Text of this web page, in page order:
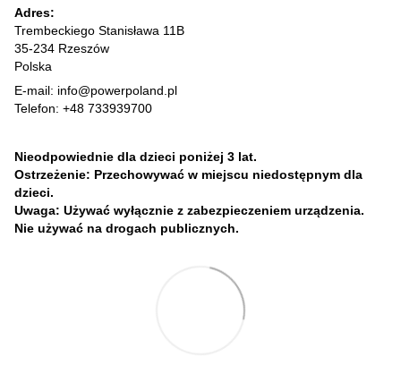
Adres:
Trembeckiego Stanisława 11B
35-234 Rzeszów
Polska
E-mail: info@powerpoland.pl
Telefon: +48 733939700
Nieodpowiednie dla dzieci poniżej 3 lat.
Ostrzeżenie: Przechowywać w miejscu niedostępnym dla
dzieci.
Uwaga: Używać wyłącznie z zabezpieczeniem urządzenia.
Nie używać na drogach publicznych.